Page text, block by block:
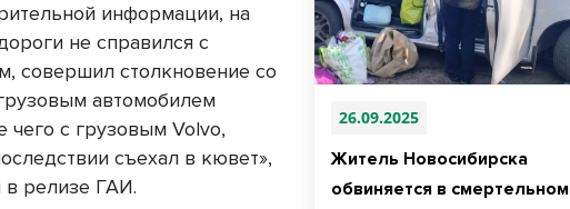
26.09.2025
Житель Новосибирска
обвиняется в смертельном
информации, на
не справился с
совершил столкновение со
автомобилем
чего с грузовым Volvo,
съехал в кювет»,
в релизе ГАИ.